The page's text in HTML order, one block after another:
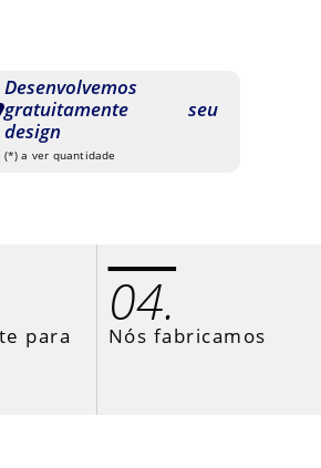
Desenvolvemos
gratuitamente seu
design
(*) a ver quantidade
para
04.
Nós fabricamos